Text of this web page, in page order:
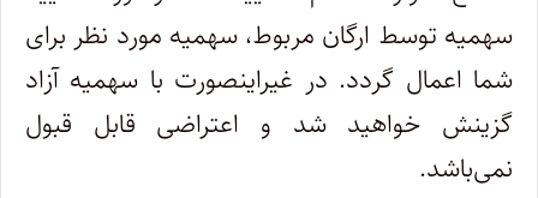
سهمیه توسط ارگان مربوط، سهمیه مورد نظر برای
شما اعمال گردد. در غیراینصورت با سهمیه آزاد
گزینش خواهید شد و اعتراضی قابل قبول
نمی‌باشد.